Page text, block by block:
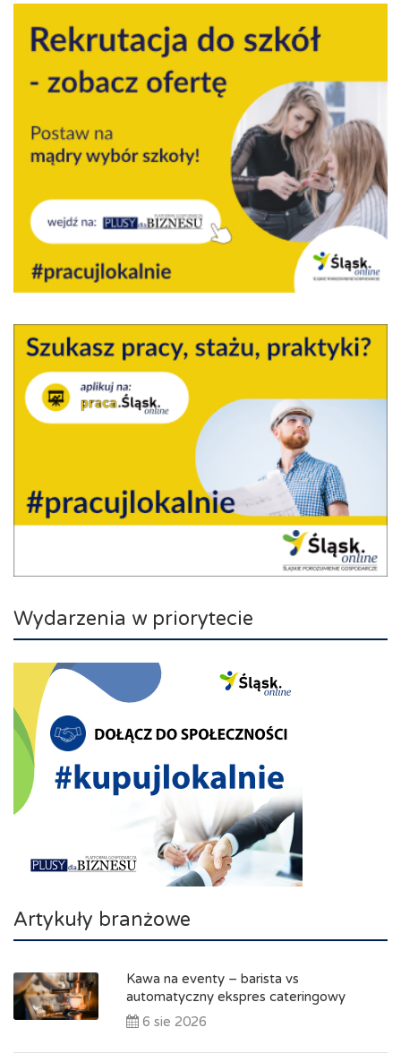
Wydarzenia w priorytecie
Artykuły branżowe
Kawa na eventy – barista vs
automatyczny ekspres cateringowy
6 sie 2026